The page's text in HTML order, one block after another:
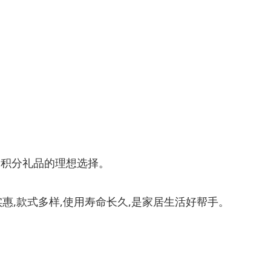
分礼品的理想选择。
,款式多样,使用寿命长久,是家居生活好帮手。